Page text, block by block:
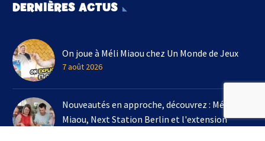
DERNIÈRES ACTUS
On joue à Méli Miaou chez Un Monde de Jeux
7 août 2026
Nouveautés en approche, découvrez : Méli
Miaou, Next Station Berlin et l'extension